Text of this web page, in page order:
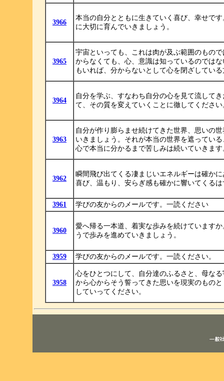
3966
本当の自分とともに生きていく喜び、幸せで
に大切に育んでいきましょう。
3965
宇宙といっても、これは肉が及ぶ範囲のもの
からなくても、心、意識は知っているのでは
もいれば、分からないとして心を閉ざしてい
3964
自分を学ぶ、すなわち自分の心を見て流して
て、その質を変えていくことに徹してください
3963
自分が作り膨らませ続けてきた世界、思いの
いきましょう。それが本当の世界を遮ってい
心で本当に分かるまで苦しみは続いていきます
3962
瞬間飛び出てくる凄まじいエネルギーは確か
喜び、温もり、安らぎ感も確かに響いてくる
3961 学びの友からのメールです。一読ください
3960
愛へ帰る一本道、着実な歩みを続けています
うで歩みを進めていきましょう。
3959 学びの友からのメールです。一読ください。
3958
心をひとつにして、自分達のふるさと、母な
から心からそう誓ってきた思いを現実のもの
していってください。